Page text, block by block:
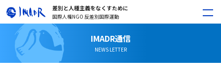
差別と人種主義をなくすために
国際人権NGO 反差別国際運動
IMADR通信
NEWS LETTER